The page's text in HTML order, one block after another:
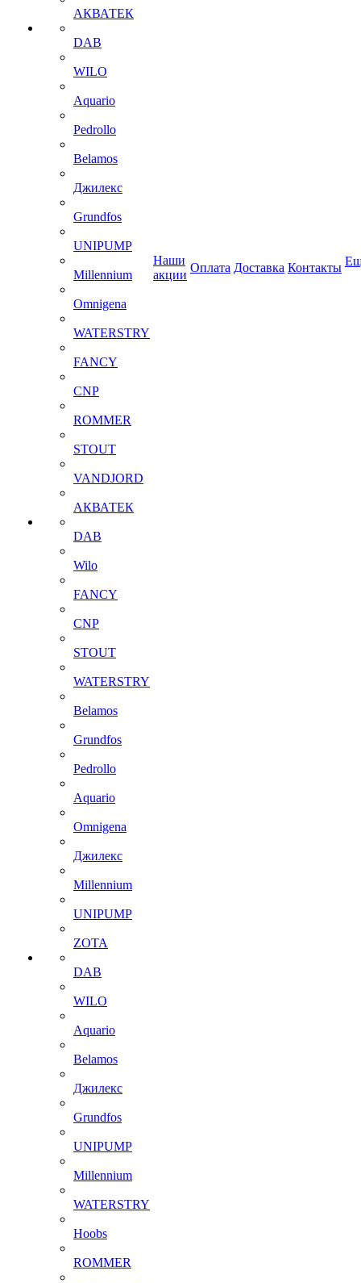
АКВАТЕК
DAB
WILO
Aquario
Pedrollo
Belamos
Джилекс
Grundfos
UNIPUMP
Millennium
Omnigena
WATERSTRY
FANCY
CNP
ROMMER
STOUT
VANDJORD
АКВАТЕК
DAB
Wilo
FANCY
CNP
STOUT
WATERSTRY
Belamos
Grundfos
Pedrollo
Aquario
Omnigena
Джилекс
Millennium
UNIPUMP
ZOTA
DAB
WILO
Aquario
Belamos
Джилекс
Grundfos
UNIPUMP
Millennium
WATERSTRY
Hoobs
ROMMER
Наши
акции
Оплата Доставка Контакты